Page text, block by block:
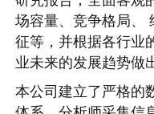
场容量、竞争格局、
征等，并根据各行业
业未来的发展趋势做
本公司建立了严格的